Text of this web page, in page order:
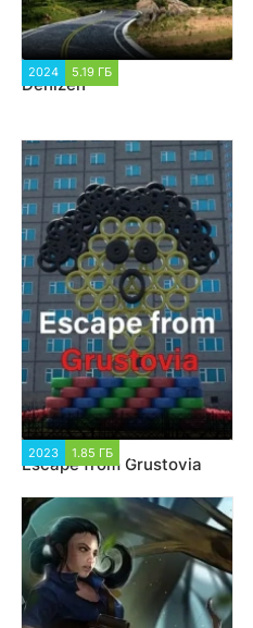
2024 5.19 ГБ
Denizen
2023 1.85 ГБ
Escape from Grustovia